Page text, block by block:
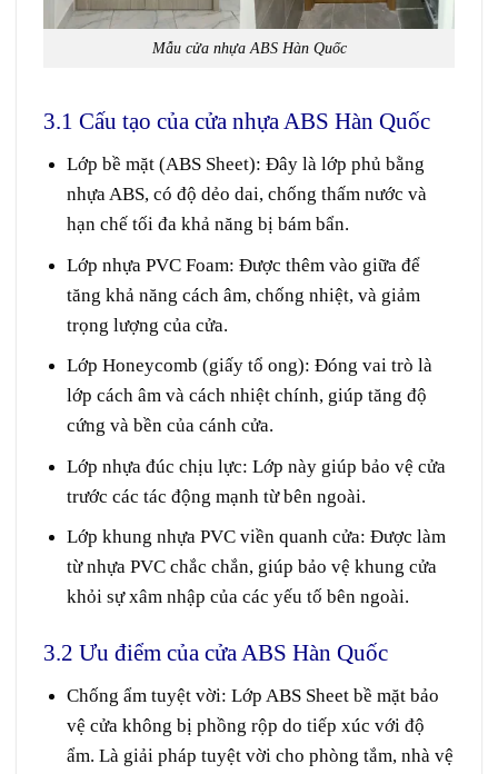
Mẫu cửa nhựa ABS Hàn Quốc
3.1 Cấu tạo của cửa nhựa ABS Hàn Quốc
Lớp bề mặt (ABS Sheet): Đây là lớp phủ bằng
nhựa ABS, có độ dẻo dai, chống thấm nước và
hạn chế tối đa khả năng bị bám bẩn.
Lớp nhựa PVC Foam: Được thêm vào giữa để
tăng khả năng cách âm, chống nhiệt, và giảm
trọng lượng của cửa.
Lớp Honeycomb (giấy tổ ong): Đóng vai trò là
lớp cách âm và cách nhiệt chính, giúp tăng độ
cứng và bền của cánh cửa.
Lớp nhựa đúc chịu lực: Lớp này giúp bảo vệ cửa
trước các tác động mạnh từ bên ngoài.
Lớp khung nhựa PVC viền quanh cửa: Được làm
từ nhựa PVC chắc chắn, giúp bảo vệ khung cửa
khỏi sự xâm nhập của các yếu tố bên ngoài.
3.2 Ưu điểm của cửa ABS Hàn Quốc
Chống ẩm tuyệt vời: Lớp ABS Sheet bề mặt bảo
vệ cửa không bị phồng rộp do tiếp xúc với độ
ẩm. Là giải pháp tuyệt vờicho phòng tắm, nhà vệ